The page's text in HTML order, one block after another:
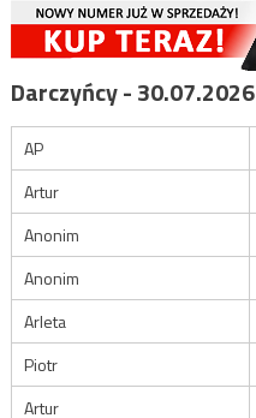
Darczyńcy - 30.07.2026
AP
Artur
Anonim
Anonim
Arleta
Piotr
Artur